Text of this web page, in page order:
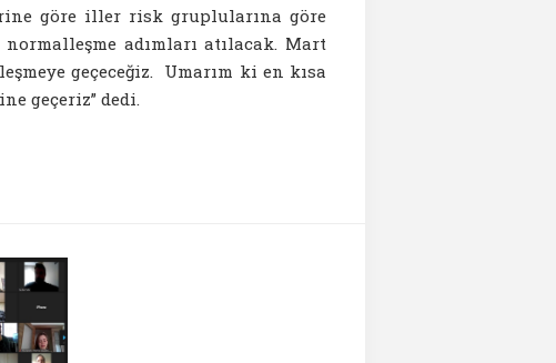
göre iller risk gruplularına göre
adımları atılacak. Mart
geçeceğiz. Umarım ki en kısa
geçeriz” dedi.